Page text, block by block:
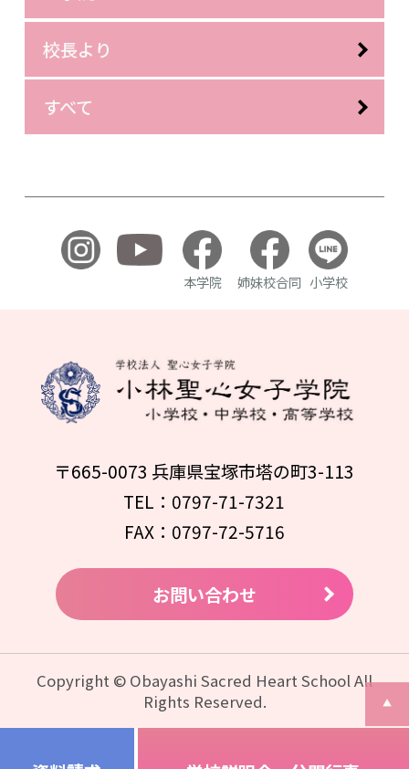
校長より
すべて
本学院 姉妹校合同 小学校
〒665-0073 兵庫県宝塚市塔の町3-113
TEL：0797-71-7321
FAX：0797-72-5716
お問い合わせ
Copyright © Obayashi Sacred Heart School All
Rights Reserved.